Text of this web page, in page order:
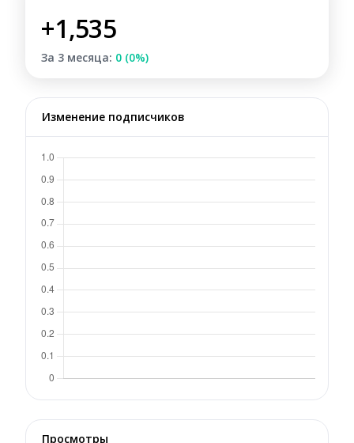
+1,535
За 3 месяца: 0 (0%)
Изменение подписчиков
Просмотры